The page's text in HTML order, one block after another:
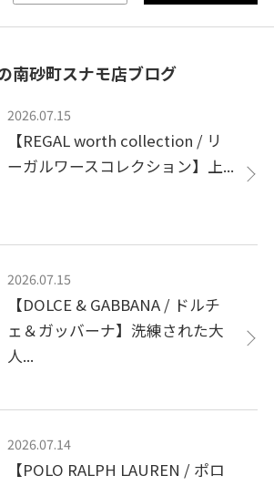
南砂町スナモ店ブログ
2026.07.15
【REGAL worth collection / リ
ーガルワースコレクション】上...
2026.07.15
【DOLCE & GABBANA / ドルチ
ェ＆ガッバーナ】洗練された大
人...
2026.07.14
【POLO RALPH LAUREN / ポロ